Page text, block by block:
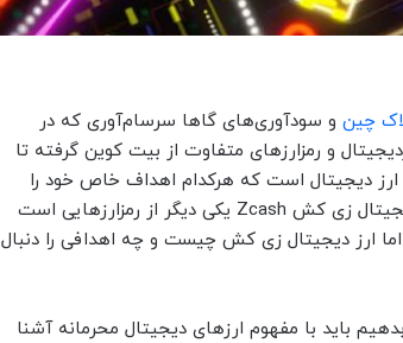
چین و سودآوری‌های گاها سرسام‌آوری که در
و رمزارزهای متفاوت از بیت کوین گرفته تا
ارز دیجیتال است که هرکدام اهداف خاص خود را
دارند و قابلیت‌های متفاوتی برای کاربران ارائه می‌کنند. ارز دیجیتال زی کش Zcash یکی دیگر از رمزارزهایی است
ارز دیجیتال زی کش چیست و چه اهدافی را دنبال
باید با مفهوم ارزهای دیجیتال محرمانه آشنا